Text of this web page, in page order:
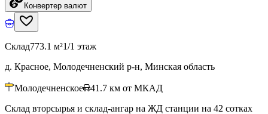
Конвертер валют
Склад773.1 м²1/1 этаж
д. Красное, Молодечненский р-н, Минская область
Молодечненское 41.7 км от МКАД
Склад вторсырья и склад-ангар на ЖД станции на 42 сотках